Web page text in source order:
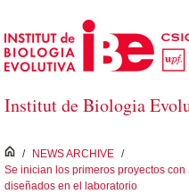
Skip to Main Content
Institut de Biologia
inici
/ NEWS ARCHIVE /
Se inician los primeros proyectos
diseñados en el laboratorio